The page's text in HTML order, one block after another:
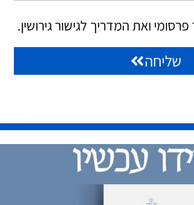
ואת המדריך לגישור גירושין.
שליחה